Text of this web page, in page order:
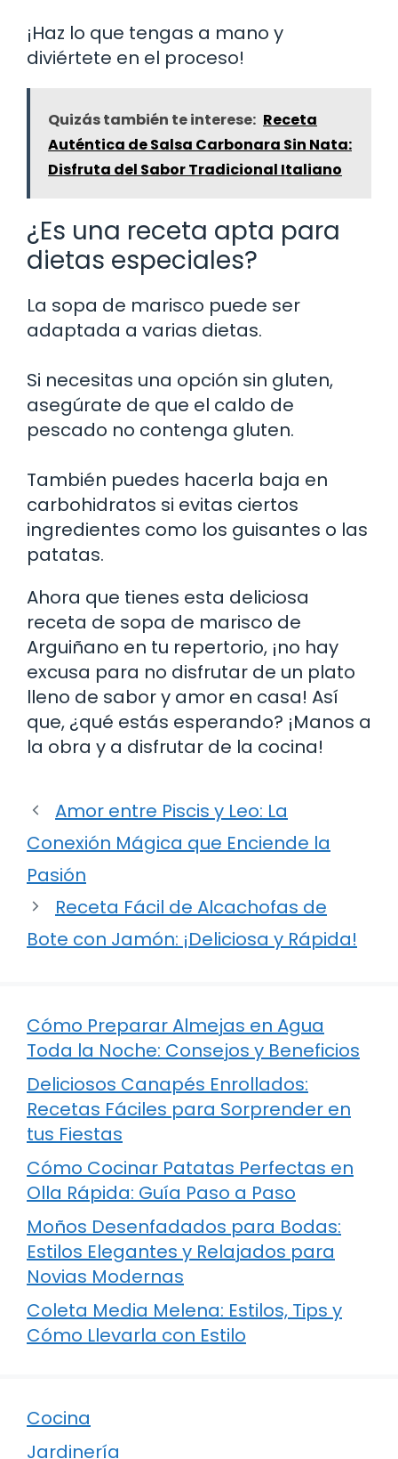
¡Haz lo que tengas a mano y
diviértete en el proceso!
Quizás también te interese: Receta
Auténtica de Salsa Carbonara Sin Nata:
Disfruta del Sabor Tradicional Italiano
¿Es una receta apta para
dietas especiales?
La sopa de marisco puede ser
adaptada a varias dietas.
Si necesitas una opción sin gluten,
asegúrate de que el caldo de
pescado no contenga gluten.
También puedes hacerla baja en
carbohidratos si evitas ciertos
ingredientes como los guisantes o las
patatas.
Ahora que tienes esta deliciosa
receta de sopa de marisco de
Arguiñano en tu repertorio, ¡no hay
excusa para no disfrutar de un plato
lleno de sabor y amor en casa! Así
que, ¿qué estás esperando? ¡Manos a
la obra y a disfrutar de la cocina!
Amor entre Piscis y Leo: La
Conexión Mágica que Enciende la
Pasión
Receta Fácil de Alcachofas de
Bote con Jamón: ¡Deliciosa y Rápida!
Cómo Preparar Almejas en Agua
Toda la Noche: Consejos y Beneficios
Deliciosos Canapés Enrollados:
Recetas Fáciles para Sorprender en
tus Fiestas
Cómo Cocinar Patatas Perfectas en
Olla Rápida: Guía Paso a Paso
Moños Desenfadados para Bodas:
Estilos Elegantes y Relajados para
Novias Modernas
Coleta Media Melena: Estilos, Tips y
Cómo Llevarla con Estilo
Cocina
Jardinería